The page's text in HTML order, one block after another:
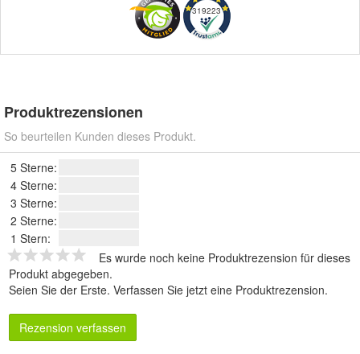
319223
Produktrezensionen
So beurteilen Kunden dieses Produkt.
5 Sterne:
4 Sterne:
3 Sterne:
2 Sterne:
1 Stern:
Es wurde noch keine Produktrezension für dieses
Produkt abgegeben.
Seien Sie der Erste. Verfassen Sie jetzt eine Produktrezension.
Rezension verfassen